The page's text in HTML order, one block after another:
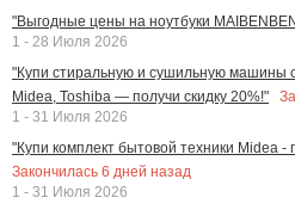
"Выгодные цены на ноутбуки
1 - 28 Июля 2026
"Купи стиральную и сушильную машины
Midea, Toshiba — получи скидку 20%!"
1 - 31 Июля 2026
"Купи комплект бытовой техники Midea -
Закончилась 6 дней назад
1 - 31 Июля 2026